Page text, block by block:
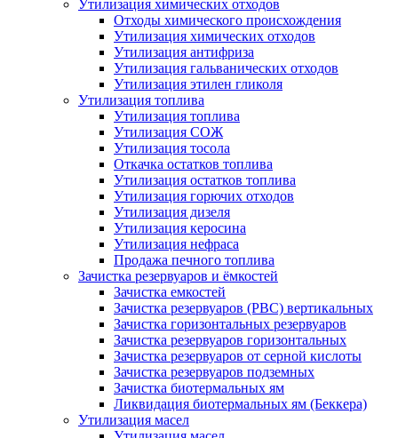
Утилизация химических отходов
Отходы химического происхождения
Утилизация химических отходов
Утилизация антифриза
Утилизация гальванических отходов
Утилизация этилен гликоля
Утилизация топлива
Утилизация топлива
Утилизация СОЖ
Утилизация тосола
Откачка остатков топлива
Утилизация остатков топлива
Утилизация горючих отходов
Утилизация дизеля
Утилизация керосина
Утилизация нефраса
Продажа печного топлива
Зачистка резервуаров и ёмкостей
Зачистка емкостей
Зачистка резервуаров (РВС) вертикальных
Зачистка горизонтальных резервуаров
Зачистка резервуаров горизонтальных
Зачистка резервуаров от серной кислоты
Зачистка резервуаров подземных
Зачистка биотермальных ям
Ликвидация биотермальных ям (Беккера)
Утилизация масел